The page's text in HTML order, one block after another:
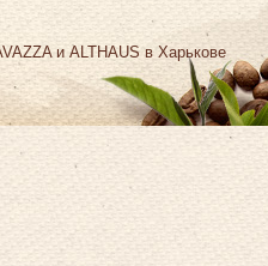
и ALTHAUS в Харькове